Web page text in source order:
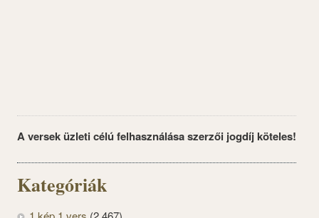
A versek üzleti célú felhasználása szerzői jogdíj köteles!
Kategóriák